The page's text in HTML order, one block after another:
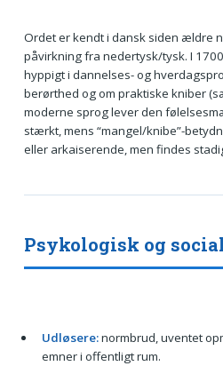
Ordet er kendt i dansk siden ældre
påvirkning fra nedertysk/tysk. I
hyppigt i dannelses- og
berørthed og om praktiske kniber
moderne sprog lever den
stærkt, mens “mangel/knibe”-
eller arkaiserende, men findes
Psykologisk og
Udløsere:normbrud, uventet
emner i offentligt rum.